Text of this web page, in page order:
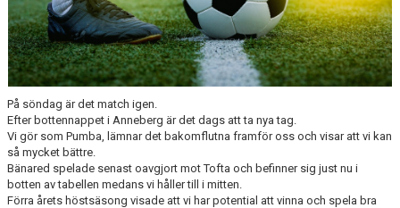
SPELARRÅDET
På söndag är det match igen.
Efter bottennappet i Anneberg är det dags att ta nya tag.
Vi gör som Pumba, lämnar det bakomflutna framför oss och visar att vi kan
så mycket bättre.
Bänared spelade senast oavgjort mot Tofta och befinner sig just nu i
botten av tabellen medans vi håller till i mitten.
Förra årets höstsäsong visade att vi har potential att vinna och spela bra